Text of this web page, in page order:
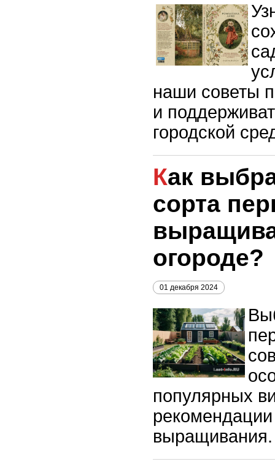
наши советы
и
городской
Как выбрать лучшие
сорта
огороде?
01 декабря 2024
популярных
выращивания.